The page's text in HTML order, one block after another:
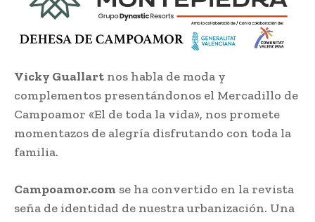
Vicky Guallart nos habla de moda y
complementos presentándonos el Mercadillo de
Campoamor «El de toda la vida», nos promete
momentazos de alegría disfrutando con toda la
familia.
Campoamor.com se ha convertido en la revista
seña de identidad de nuestra urbanización. Una